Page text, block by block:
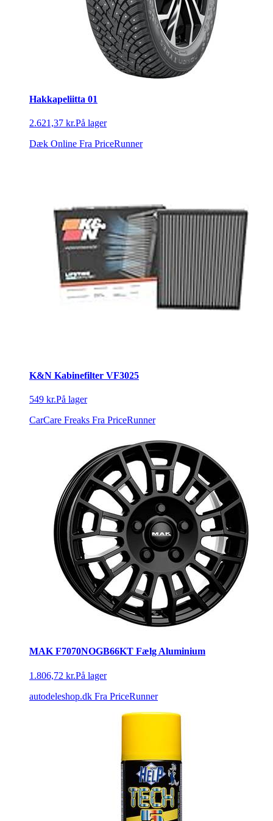
Hakkapeliitta 01
2.621,37 kr.På lager
Dæk Online Fra PriceRunner
K&N Kabinefilter VF3025
549 kr.På lager
CarCare Freaks Fra PriceRunner
MAK F7070NOGB66KT Fælg Aluminium
1.806,72 kr.På lager
autodeleshop.dk Fra PriceRunner